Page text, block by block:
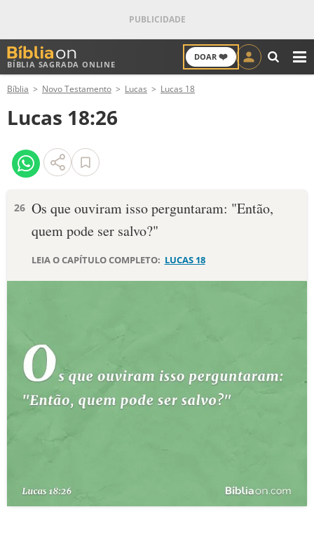
BÍBLIA SAGRADA ONLINE
DOAR ❤️
ANTIGO TESTAMENTO
NOVO TESTAMENTO
VERSÍCULOS
PALAVRA DO DIA
10 MANDAMENTOS
ESTUDOS BÍBLICOS
ESBOÇOS DE PREGAÇÃO
PERGUNTE À BÍBLIA
Bíblia Novo Testamento Lucas Lucas 18
Lucas 18:26
26 Os que ouviram isso perguntaram: "Então,
quem pode ser salvo?"
LEIA O CAPÍTULO COMPLETO: LUCAS 18